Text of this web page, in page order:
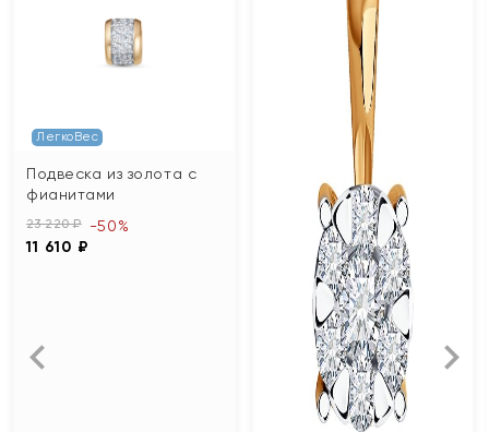
ЛегкоВес
Подвеска из золота с
фианитами
23 220 ₽
11 610 ₽
-50%